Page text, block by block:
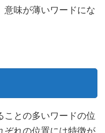
意味が薄いワードにな
ことの多いワードの位
ぞれの位置には特徴が